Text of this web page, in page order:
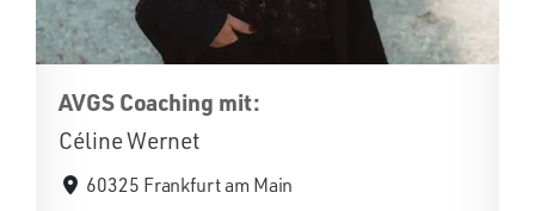
AVGS Coaching mit:
Céline Wernet
60325 Frankfurt am Main